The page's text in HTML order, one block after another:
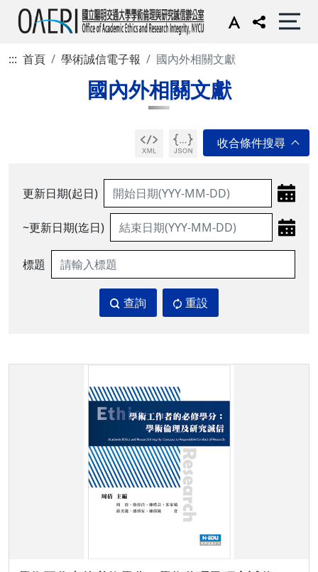
::: 首頁 學術誠信電子報 國內外相關文獻
國內外相關文獻
更新日期(起日)
~更新日期(迄日)
標題
查詢 重設